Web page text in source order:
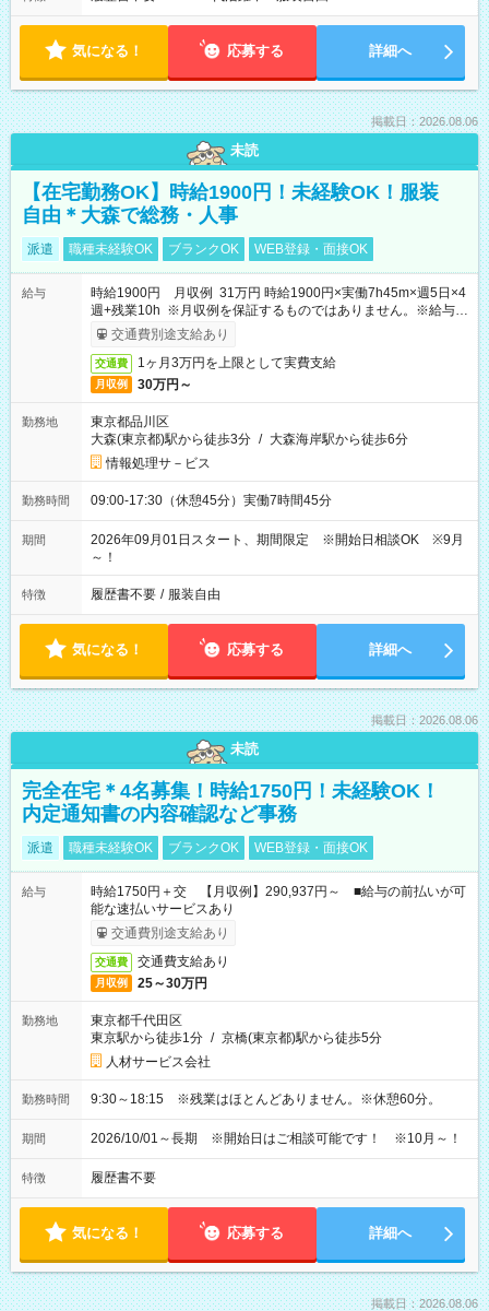
気になる！ 応募する 詳細へ
掲載日：2026.08.06
未読
【在宅勤務OK】時給1900円！未経験OK！服装
自由＊大森で総務・人事
派遣 職種未経験OK ブランクOK WEB登録・面接OK
給与
時給1900円 月収例 31万円 時給1900円×実働7h45m×週5日×4
週+残業10h ※月収例を保証するものではありません。※給与即
受取りサービス利用可（利用条件有）
交通費別途支給あり
交通費 1ヶ月3万円を上限として実費支給
月収例 30万円～
勤務地
東京都品川区
大森(東京都)駅から徒歩3分 / 大森海岸駅から徒歩6分
情報処理サ－ビス
勤務時間 09:00-17:30（休憩45分）実働7時間45分
期間
2026年09月01日スタート、期間限定 ※開始日相談OK ※9月
～！
特徴 履歴書不要 / 服装自由
気になる！ 応募する 詳細へ
掲載日：2026.08.06
未読
完全在宅＊4名募集！時給1750円！未経験OK！
内定通知書の内容確認など事務
派遣 職種未経験OK ブランクOK WEB登録・面接OK
給与
時給1750円＋交 【月収例】290,937円～ ■給与の前払いが可
能な速払いサービスあり
交通費別途支給あり
交通費 交通費支給あり
月収例 25～30万円
勤務地
東京都千代田区
東京駅から徒歩1分 / 京橋(東京都)駅から徒歩5分
人材サービス会社
勤務時間 9:30～18:15 ※残業はほとんどありません。※休憩60分。
期間 2026/10/01～長期 ※開始日はご相談可能です！ ※10月～！
特徴 履歴書不要
気になる！ 応募する 詳細へ
掲載日：2026.08.06